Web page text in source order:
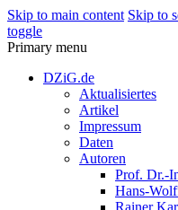
Skip to main content Skip to
toggle
Primary menu
DZiG.de
Aktualisiertes
Artikel
Impressum
Daten
Autoren
Prof. Dr.-
Hans-
Rainer